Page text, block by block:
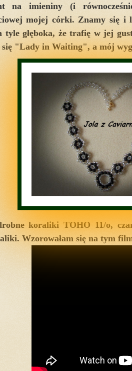
na imieniny (i
mojej córki. Znamy się
tyle głęboka, że trafię w jej
"Lady in Waiting", a mój
koraliki TOHO 11/o,
Wzorowałam się na tym